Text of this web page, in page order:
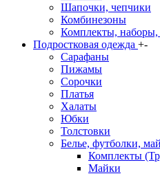
Шапочки, чепчики
Комбинезоны
Комплекты,
Подростковая одежда +-
Сарафаны
Пижамы
Сорочки
Платья
Халаты
Юбки
Толстовки
Белье, футболки,
Комплекты
Майки